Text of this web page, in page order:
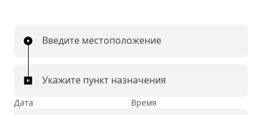
Введите местоположение
Укажите пункт назначения
Дата Время